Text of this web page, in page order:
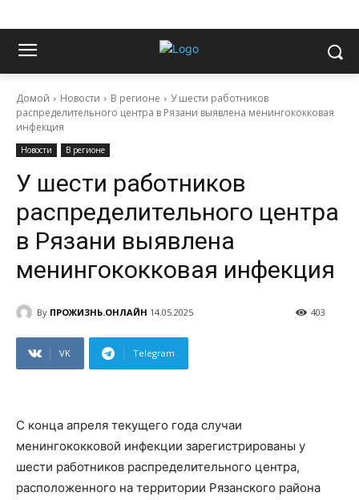
Домой Новости В регионе
У шести работников
распределительного центра в Рязани выявлена менингококковая
инфекция
Новости В регионе
У шести работников
распределительного центра
в Рязани выявлена
менингококковая инфекция
By ПРОЖИЗНЬ.ОНЛАЙН 14.05.2025 403
VK Telegram
С конца апреля текущего года случаи
менингококковой инфекции зарегистрированы у
шести работников распределительного центра,
расположенного на территории Рязанского района